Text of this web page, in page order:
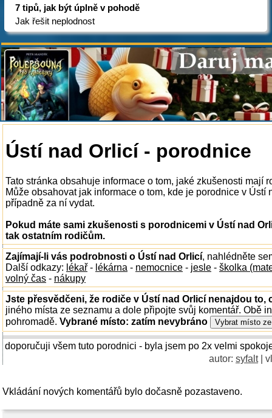
7 tipů, jak být úplně v pohodě
Jak řešit neplodnost
Ústí nad Orlicí - porodnice
Tato stránka obsahuje informace o tom, jaké zkušenosti mají
Může obsahovat jak informace o tom, kde je porodnice v Ústí
případně za ní vydat.
Pokud máte sami zkušenosti s porodnicemi v Ústí nad
tak ostatním rodičům.
Zajímají-li vás podrobnosti o Ústí nad Orlicí, nahlédněte
Další odkazy: lékař - lékárna - nemocnice - jesle - školka
volný čas - nákupy
Jste přesvědčeni, že rodiče v Ústí nad Orlicí nenajdou to,
jiného místa ze seznamu a dole připojte svůj komentář. Obě
pohromadě. Vybrané místo: zatím nevybráno
doporučuji všem tuto porodnici - byla jsem po 2x velmi
autor: syfalt|
Vkládání nových komentářů bylo dočasně pozastaveno.